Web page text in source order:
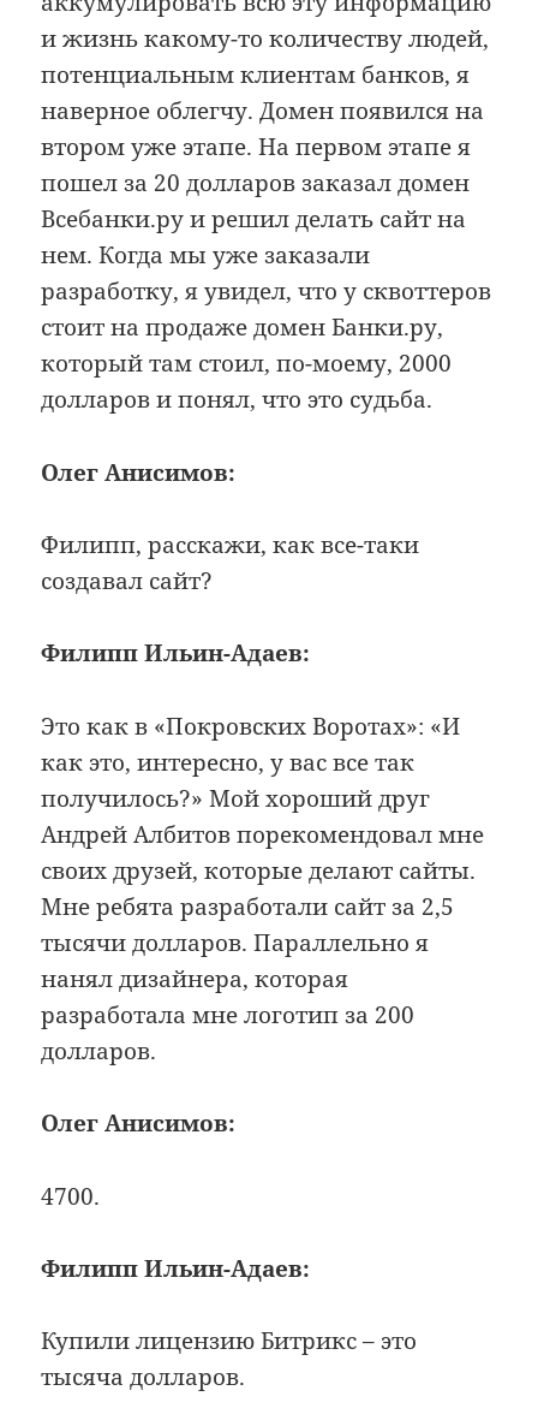
и жизнь какому-то количеству людей,
потенциальным клиентам банков, я
наверное облегчу. Домен появился на
втором уже этапе. На первом этапе я
пошел за 20 долларов заказал домен
Всебанки.ру и решил делать сайт на
нем. Когда мы уже заказали
разработку, я увидел, что у сквоттеров
стоит на продаже домен Банки.ру,
который там стоил, по-моему, 2000
долларов и понял, что это судьба.
Олег Анисимов:
Филипп, расскажи, как все-таки
создавал сайт?
Филипп Ильин-Адаев:
Это как в «Покровских Воротах»: «И
как это, интересно, у вас все так
получилось?» Мой хороший друг
Андрей Албитов порекомендовал мне
своих друзей, которые делают сайты.
Мне ребята разработали сайт за 2,5
тысячи долларов. Параллельно я
нанял дизайнера, которая
разработала мне логотип за 200
долларов.
Олег Анисимов:
4700.
Филипп Ильин-Адаев:
Купили лицензию Битрикс – это
тысяча долларов.